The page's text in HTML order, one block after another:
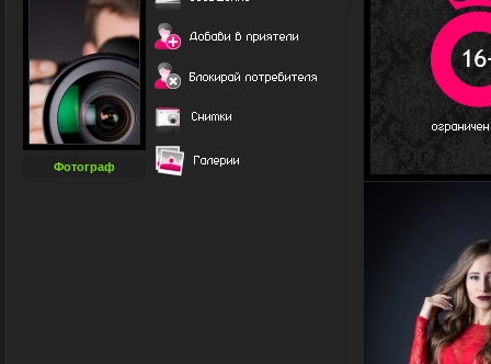
Фотограф